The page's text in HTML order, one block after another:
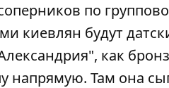
по
киевлян будут
как
напрямую. Там она